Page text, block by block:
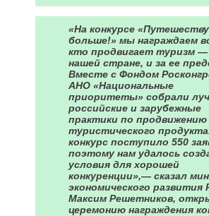
«На конкурсе
больше!» мы награждаем
кто продвигает туризм —
нашей стране, и за ее
Вместе с Фондом
АНО «Национальные
приоритеты» собрали
российские и зарубежные
практики по продвижению
туристического
конкурс поступило 550
поэтому нам удалось
условия для хорошей
конкуренции»,— сказал
экономического развития
Максим Решетников,
церемонию награждения